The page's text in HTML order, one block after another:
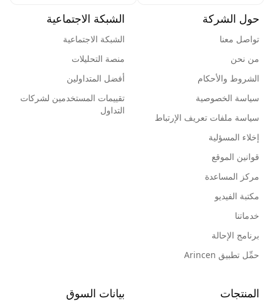
حول الشركة
تواصل معنا
من نحن
الشروط والأحكام
سياسة الخصوصية
سياسة ملفات تعريف الإرتباط
إخلاء المسؤلية
قوانين الموقع
مركز المساعدة
مكتبة الفيديو
خدماتنا
برنامج الإحالة
حمِّل تطبيق Arincen
الشبكة الاجتماعية
الشبكة الاجتماعية
منصة التحليلات
أفضل المتداولين
تقييمات المستخدمين لشركات
التداول
المنتجات بيانات السوق